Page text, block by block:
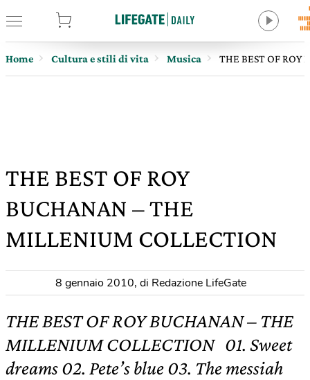
Home Cultura e stili di vita Musica THE BEST OF ROY
THE BEST OF ROY
BUCHANAN – THE
MILLENIUM COLLECTION
8 gennaio 2010, di Redazione LifeGate
THE BEST OF ROY BUCHANAN – THE
MILLENIUM COLLECTION 01. Sweet
dreams 02. Pete’s blue 03. The messiah